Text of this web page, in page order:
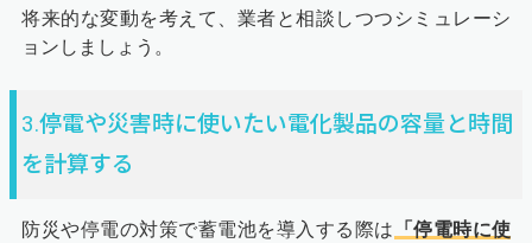
将来的な変動を考えて、業者と相談しつつシミュレーシ
ョンしましょう。
3.停電や災害時に使いたい電化製品の容量と時間
を計算する
防災や停電の対策で蓄電池を導入する際は 「停電時に使